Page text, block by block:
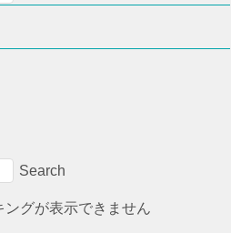
Search
グが表示できません